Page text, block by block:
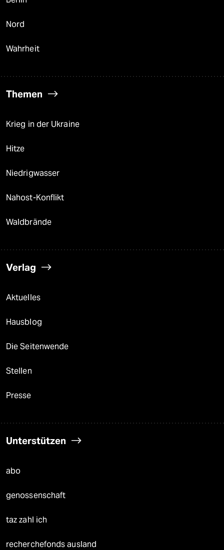
Nord
Wahrheit
Themen
Krieg in der Ukraine
Hitze
Niedrigwasser
Nahost-Konflikt
Waldbrände
Verlag
Aktuelles
Hausblog
Die Seitenwende
Stellen
Presse
Unterstützen
abo
genossenschaft
taz zahl ich
recherchefonds ausland